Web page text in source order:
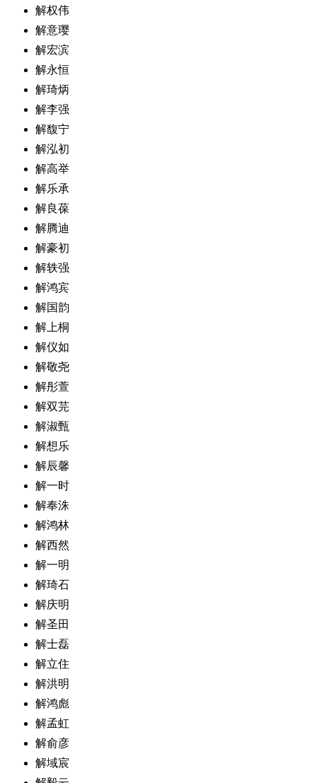
解权伟
解意璎
解宏滨
解永恒
解琦炳
解李强
解馥宁
解泓初
解高举
解乐承
解良葆
解腾迪
解豪初
解轶强
解鸿宾
解国韵
解上桐
解仪如
解敬尧
解彤萱
解双芫
解淑甄
解想乐
解辰馨
解一时
解奉洙
解鸿林
解西然
解一明
解琦石
解庆明
解圣田
解士磊
解立住
解洪明
解鸿彪
解孟虹
解俞彦
解域宸